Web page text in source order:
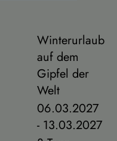
Winterurlaub
auf dem
Gipfel der
Welt
06.03.2027
- 13.03.2027